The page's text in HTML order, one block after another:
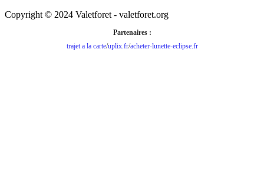
Copyright © 2024 Valetforet - valetforet.org
Partenaires :
trajet a la carte/uplix.fr/acheter-lunette-eclipse.fr